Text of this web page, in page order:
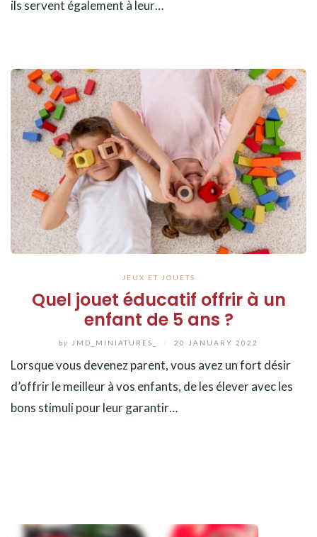
ils servent également à leur…
JEUX ET JOUETS
Quel jouet éducatif offrir à un
enfant de 5 ans ?
by JMD_MINIATURES_ 20 JANUARY 2022
Lorsque vous devenez parent, vous avez un fort désir
d’offrir le meilleur à vos enfants, de les élever avec les
bons stimuli pour leur garantir…